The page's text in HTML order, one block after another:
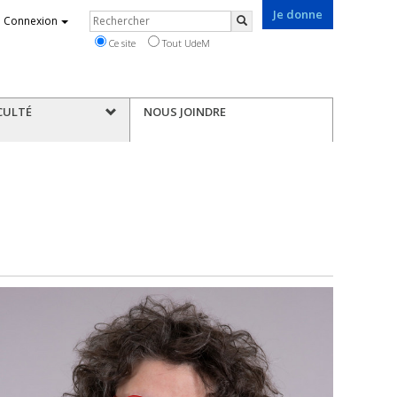
Je donne
Connexion Rechercher
Ce site Tout UdeM
NOUS JOINDRE